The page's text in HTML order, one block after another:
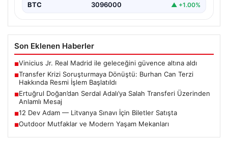
BTC 3096000 ▲ +1.00%
Son Eklenen Haberler
■Vinicius Jr. Real Madrid ile geleceğini güvence altına aldı
■Transfer Krizi Soruşturmaya Dönüştü: Burhan Can Terzi
Hakkında Resmi İşlem Başlatıldı
■Ertuğrul Doğan’dan Serdal Adalı’ya Salah Transferi Üzerinden
Anlamlı Mesaj
■12 Dev Adam — Litvanya Sınavı İçin Biletler Satışta
■Outdoor Mutfaklar ve Modern Yaşam Mekanları